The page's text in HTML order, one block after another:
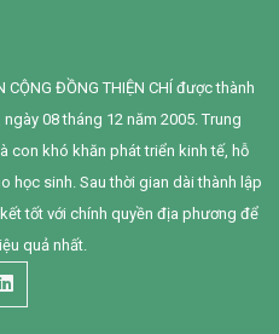
CỘNG ĐỒNG THIỆN CHÍ được thành
08 tháng 12 năm 2005. Trung
con khó khăn phát triển kinh tế, hỗ
học sinh. Sau thời gian dài thành lập
tốt với chính quyền địa phương để
quả nhất.